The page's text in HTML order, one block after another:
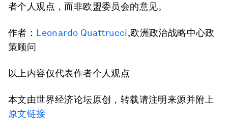
者个人观点，而非欧盟委员会的意见。
作者： Leonardo Quattrucci,欧洲政治战略中心政
策顾问
以上内容仅代表作者个人观点
本文由世界经济论坛原创，转载请注明来源并附上
原文链接